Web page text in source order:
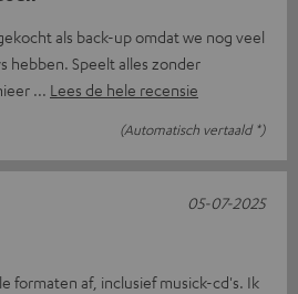
als back-up omdat we nog veel
hebben. Speelt alles zonder
Lees de hele recensie
(Automatisch vertaald *)
formaten af, inclusief musick-cd's. Ik
05-07-2025